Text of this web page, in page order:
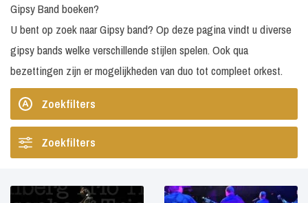
Gipsy Band boeken?
U bent op zoek naar Gipsy band? Op deze pagina vindt u diverse
gipsy bands welke verschillende stijlen spelen. Ook qua
bezettingen zijn er mogelijkheden van duo tot compleet orkest.
Zoekfilters
Zoekfilters